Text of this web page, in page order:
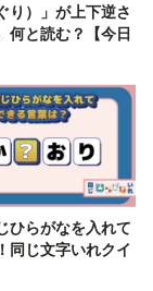
り）」が上下逆さ
何と読む？【今日
ひらがなを入れて
同じ文字いれクイ